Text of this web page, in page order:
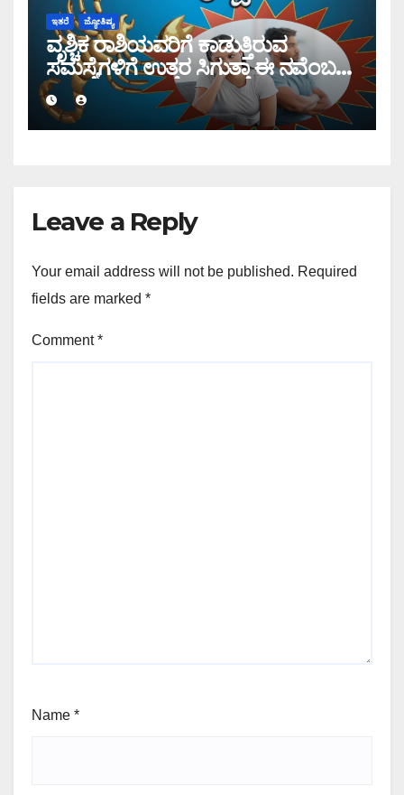
ಇತರೆ ಜ್ಯೋತಿಷ್ಯ
ವೃಶ್ಚಿಕ ರಾಶಿಯವರಿಗೆ ಕಾಡುತ್ತಿರುವ
ಸಮಸ್ಯೆಗಳಿಗೆ ಉತ್ತರ ಸಿಗುತ್ತಾ ಈ ನವೆಂಬರ್
ತಿಂಗಳಲ್ಲಿ?
Leave a Reply
Your email address will not be published. Required
fields are marked *
Comment*
Name *